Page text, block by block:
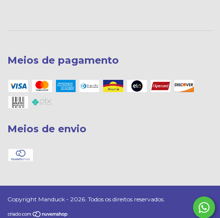
Meios de pagamento
Meios de envio
Copyright Manduck - 2026. Todos os direitos reservados.